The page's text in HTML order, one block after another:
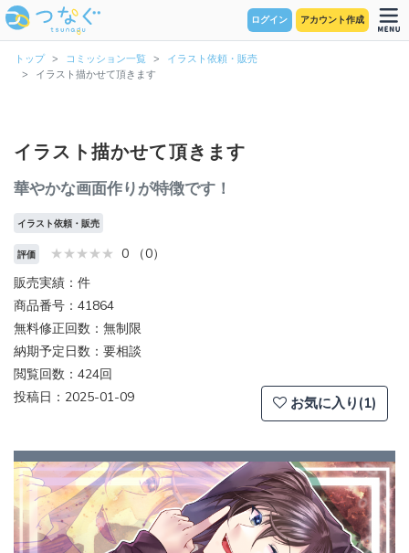
ログイン アカウント作成
トップ コミッション一覧
イラスト依頼・販売
イラスト描かせて頂きます
イラスト描かせて頂きます
華やかな画面作りが特徴です！
イラスト依頼・販売
評価
0 （0）
販売実績：件
商品番号：41864
無料修正回数：無制限
納期予定日数：要相談
閲覧回数：424回
投稿日：2025-01-09
お気に入り(1)